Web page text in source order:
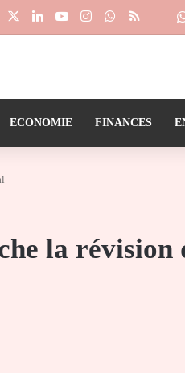
LinkedinYouTubeInstagramWhatsApp
RSS
ECONOMIE FINANCES
la révision